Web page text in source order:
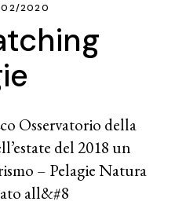
02/2020
Osservatorio della
del 2018 un
– Pelagie Natura
all&#8